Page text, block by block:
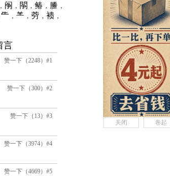
， 䦶 ， 䦛 ， 䲠 ， 䲢 ，
⺧， ⺷， 䓖， 䙌，
关闭 卷起